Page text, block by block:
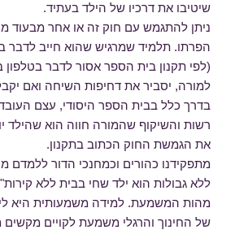
שיטיבו את דרכיו של הילד בעתיד.
ניתן להתגמש עם חוק זה או אחר מבעוד
הפרתו. תלמיד שמרגיש שהוא חייב לדבר
(לפי תקנון בית הספר אסור לדבר בטלפון
למורה, יסביר את דחיפות השיחה ואם
בדרך כלל בבית הספר היסודי, עצם
רשות והשיקוף שהמורה חווה הוא שהילד
את הגמשת החוק הכתוב בתקנון.
מתפקידנו כהורים וכמחנכי הדור ללמדם
ללא גבולות הוא ילד שחי בבית ללא
מהות המשמעת. למידה משמעותית היא
של החינוך והרגלי משמעת לקויים מקשים